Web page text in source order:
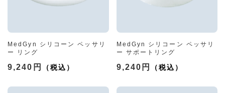
MedGyn シリコーン ペッサリ
ー リング
9,240円
MedGyn シリコーン ペッサリ
ー サポートリング
9,240円